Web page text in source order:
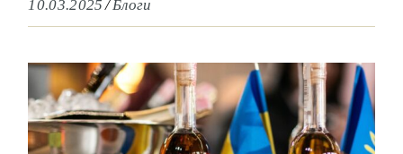
10.03.2025 Блоги